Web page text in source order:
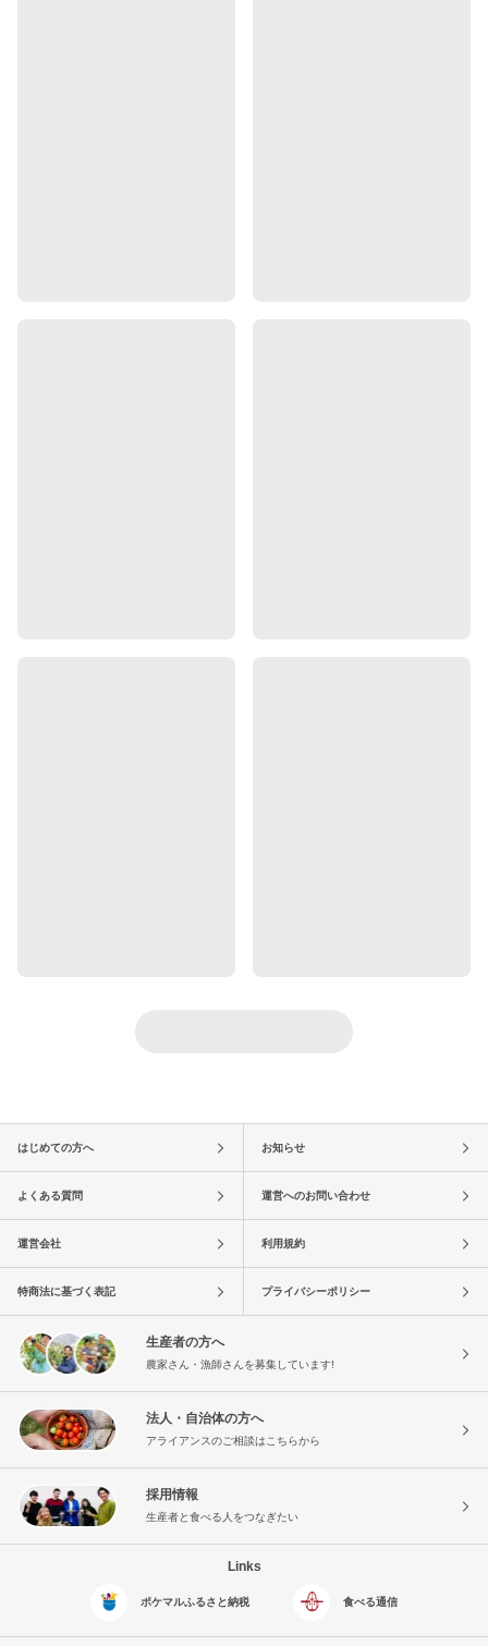
はじめての方へ お知らせ
よくある質問 運営へのお問い合わせ
運営会社 利用規約
特商法に基づく表記 プライバシーポリシー
生産者の方へ
農家さん・漁師さんを募集しています!
法人・自治体の方へ
アライアンスのご相談はこちらから
採用情報
生産者と食べる人をつなぎたい
Links
ポケマルふるさと納税 食べる通信